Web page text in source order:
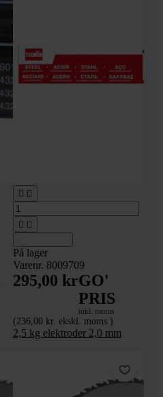
 
 
På lager
Varenr. 8009709
295,00 krGO'
PRIS
inkl. moms
(236,00 kr. ekskl. moms.)
2,5 kg elektroder 2,0 mm